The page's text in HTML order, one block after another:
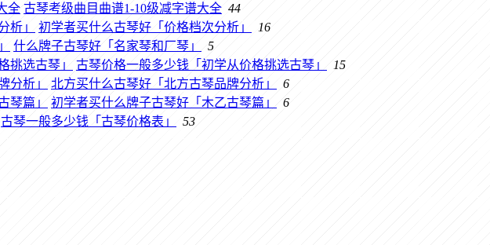
古琴考级曲目曲谱1-10级减字谱大全 44
初学者买什么古琴好「价格档次分析」
16
什么牌子古琴好「名家琴和厂琴」
5
古琴价格一般多少钱「初学从价格挑选古琴」
15
北方买什么古琴好「北方古琴品牌分析」
6
初学者买什么牌子古琴好「木乙古琴篇」
6
古琴一般多少钱「古琴价格表」
53